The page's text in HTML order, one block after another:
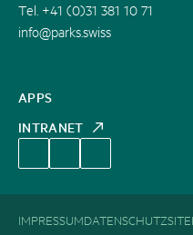
APPS
INTRANET
Tel. +41 (0)31 381 10 71
info@parks.swiss
IMPRESSUMDATENSCHUTZ